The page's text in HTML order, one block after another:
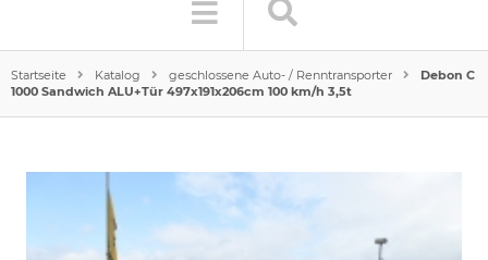
Startseite Katalog geschlossene Auto- / Renntransporter
Debon C
1000 Sandwich ALU+Tür 497x191x206cm 100 km/h 3,5t